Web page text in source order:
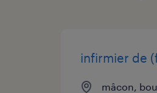
infirmier de
mâcon,